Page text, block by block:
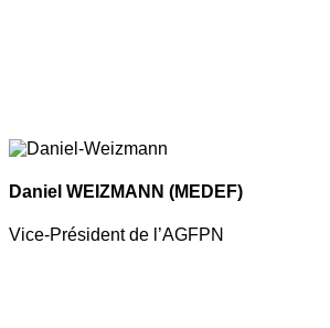
Daniel WEIZMANN (MEDEF)
Vice-Président de l’AGFPN